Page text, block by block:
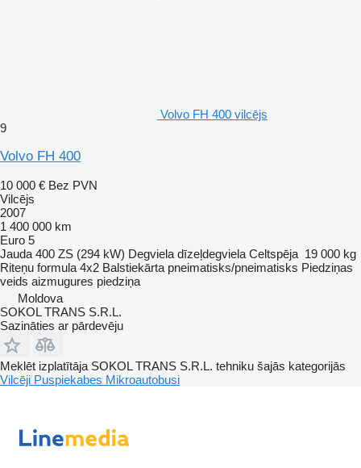
Volvo FH 400 vilcējs
9
Volvo FH 400
10 000 € Bez PVN
Vilcējs
2007
1 400 000 km
Euro 5
Jauda 400 ZS (294 kW) Degviela dīzeļdegviela Celtspēja 19 000 kg
Riteņu formula 4x2 Balstiekārta pneimatisks/pneimatisks Piedziņas
veids aizmugures piedziņa
Moldova
SOKOL TRANS S.R.L.
Sazināties ar pārdevēju
Meklēt izplatītāja SOKOL TRANS S.R.L. tehniku šajās kategorijās
Vilcēji Puspiekabes Mikroautobusi